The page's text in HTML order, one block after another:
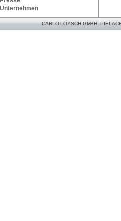
Unternehmen
CARLO-LOYSCH GMBH.